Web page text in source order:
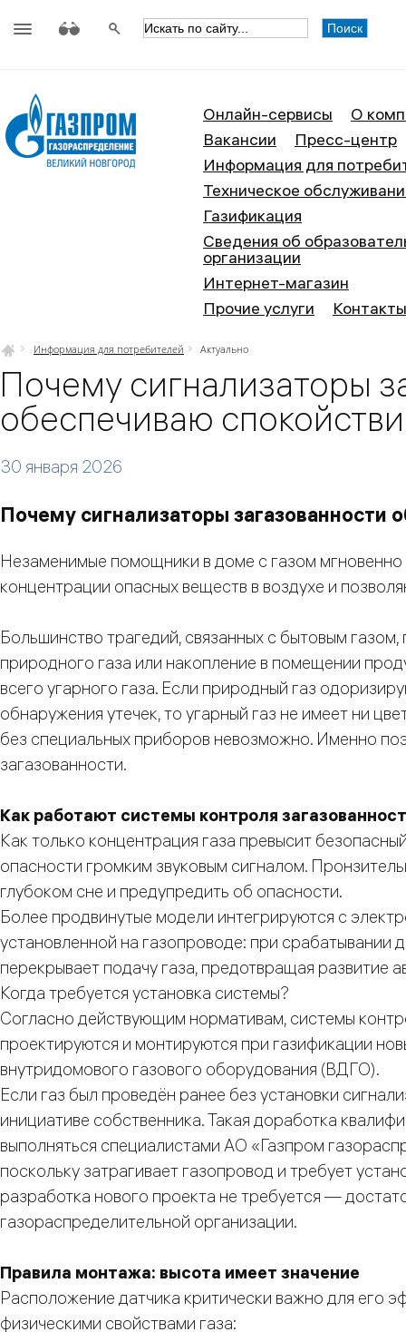
Онлайн-сервисы
О
Вакансии
Пресс-центр
Информация для
Техническое
Газификация
Сведения об
организации
Интернет-магазин
Прочие услуги
Контакты
Информация для потребителей Актуально
Почему сигнализаторы
обеспечиваю
30 января 2026
Почему сигнализаторы загазованности
Незаменимые помощники в доме с газом
концентрации опасных веществ в воздухе и
Большинство трагедий, связанных с бытовым
природного газа или накопление в помещении
всего угарного газа. Если природный газ
обнаружения утечек, то угарный газ не имеет ни
без специальных приборов невозможно. Именно
загазованности.
Как работают системы контроля
Как только концентрация газа превысит
опасности громким звуковым сигналом.
глубоком сне и предупредить об опасности.
Более продвинутые модели интегрируются с
установленной на газопроводе: при срабатывании
перекрывает подачу газа, предотвращая развитие
Когда требуется установка системы?
Согласно действующим нормативам, системы
проектируются и монтируются при газификации
внутридомового газового оборудования (ВДГО).
Если газ был проведён ранее без установки
инициативе собственника. Такая доработка
выполняться специалистами АО «Газпром
поскольку затрагивает газопровод и требует
разработка нового проекта не требуется —
газораспределительной организации.
Правила монтажа: высота имеет значение
Расположение датчика критически важно для его
физическими свойствами газа: